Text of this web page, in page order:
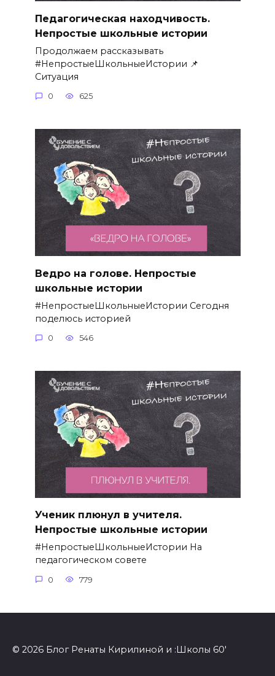
Педагогическая находчивость.
Непростые школьные истории
Продолжаем рассказывать
#НепростыеШкольныеИстории 📌
Ситуация
0 625
Ведро на голове. Непростые
школьные истории
#НепростыеШкольныеИстории Сегодня
поделюсь историей
0 546
Ученик плюнул в учителя.
Непростые школьные истории
#НепростыеШкольныеИстории На
педагогическом совете
0 779
© 2026 Блог Ренаты Кирилиной и :Школы 60'